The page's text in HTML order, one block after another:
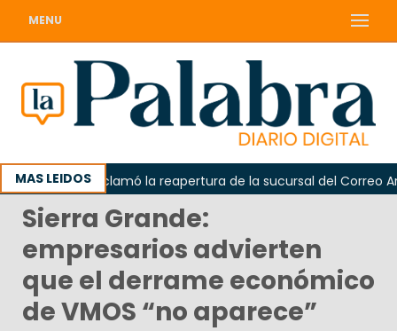
MENU
MAS LEIDOS
Odarda reclamó la reapertura de la sucursal del Correo
Sierra Grande:
empresarios advierten
que el derrame económico
de VMOS “no aparece”